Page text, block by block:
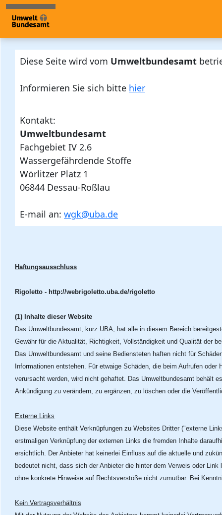
Impressum
Diese Seite wird vom Umweltbundesamt
Informieren Sie sich bitte hier
Kontakt:
Umweltbundesamt
Fachgebiet IV 2.6
Wassergefährdende Stoffe
Wörlitzer Platz 1
06844 Dessau-Roßlau
E-mail an: wgk@uba.de
Haftungsausschluss
Rigoletto - http://webrigoletto.uba.de/rigoletto
(1) Inhalte dieser Website
Das Umweltbundesamt, kurz UBA, hat alle in diesem Bereich
Gewähr für die Aktualität, Richtigkeit, Vollständigkeit und Qualität der
Das Umweltbundesamt und seine Bediensteten haften nicht für
Informationen entstehen. Für etwaige Schäden, die beim Aufrufen
verursacht werden, wird nicht gehaftet. Das Umweltbundesamt behält
Ankündigung zu verändern, zu ergänzen, zu löschen oder die
Externe Links
Diese Website enthält Verknüpfungen zu Websites Dritter ("externe
erstmaligen Verknüpfung der externen Links die fremden Inhalte
ersichtlich. Der Anbieter hat keinerlei Einfluss auf die aktuelle und
bedeutet nicht, dass sich der Anbieter die hinter dem Verweis oder
ohne konkrete Hinweise auf Rechtsverstöße nicht zumutbar. Bei
Kein Vertragsverhältnis
© 2026 - Umweltbundesamt Deutschland, 3.8.5